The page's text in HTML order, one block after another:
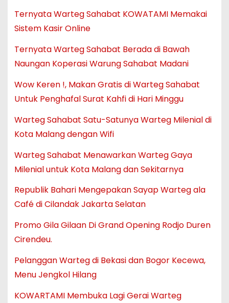
Ternyata Warteg Sahabat KOWATAMI Memakai
Sistem Kasir Online
Ternyata Warteg Sahabat Berada di Bawah
Naungan Koperasi Warung Sahabat Madani
Wow Keren !, Makan Gratis di Warteg Sahabat
Untuk Penghafal Surat Kahfi di Hari Minggu
Warteg Sahabat Satu-Satunya Warteg Milenial di
Kota Malang dengan Wifi
Warteg Sahabat Menawarkan Warteg Gaya
Milenial untuk Kota Malang dan Sekitarnya
Republik Bahari Mengepakan Sayap Warteg ala
Café di Cilandak Jakarta Selatan
Promo Gila Gilaan Di Grand Opening Rodjo Duren
Cirendeu.
Pelanggan Warteg di Bekasi dan Bogor Kecewa,
Menu Jengkol Hilang
KOWARTAMI Membuka Lagi Gerai Warteg